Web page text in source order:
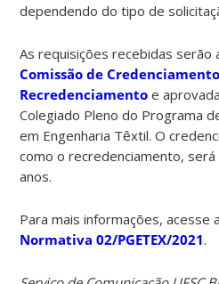
dependendo do tipo de
As requisições recebidas serão
Comissão de
Recredenciamento e
Colegiado Pleno do Programa
em Engenharia Têxtil. O
como o recredenciamento,
anos.
Para mais informações, acesse a
Normativa 02/PGETEX/2021.